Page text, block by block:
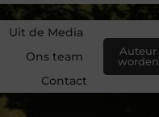
Uit de Media
Ons team
Contact
Auteur
worden